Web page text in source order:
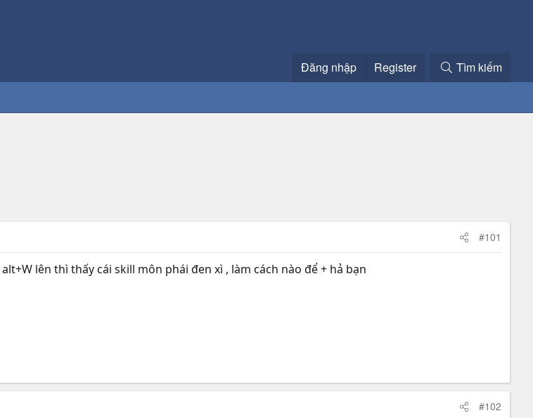
Đăng nhập Register Tìm kiếm
#101
lên thì thấy cái skill môn phái đen xì , làm cách nào để + hả bạn
#102